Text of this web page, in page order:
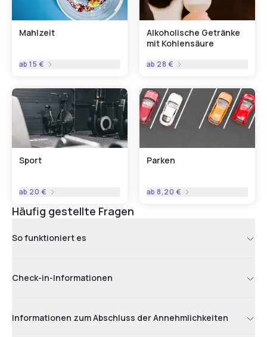
Mahlzeit
ab15 €
Alkoholische Getränke
mit Kohlensäure
ab 28 €
Sport
ab 20 €
Parken
ab8,20 €
Häufig gestellte Fragen
So funktioniert es
Check-in-Informationen
Informationen zum Abschluss der Annehmlichkeiten